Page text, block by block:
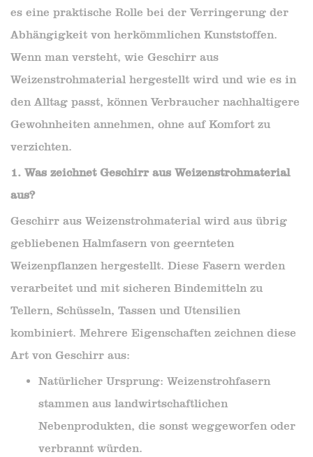
es eine praktische Rolle bei der Verringerung der
Abhängigkeit von herkömmlichen Kunststoffen.
Wenn man versteht, wie Geschirr aus
Weizenstrohmaterial hergestellt wird und wie es in
den Alltag passt, können Verbraucher nachhaltigere
Gewohnheiten annehmen, ohne auf Komfort zu
verzichten.
1. Was zeichnet Geschirr aus Weizenstrohmaterial
aus?
Geschirr aus Weizenstrohmaterial wird aus übrig
gebliebenen Halmfasern von geernteten
Weizenpflanzen hergestellt. Diese Fasern werden
verarbeitet und mit sicheren Bindemitteln zu
Tellern, Schüsseln, Tassen und Utensilien
kombiniert. Mehrere Eigenschaften zeichnen diese
Art von Geschirr aus:
Natürlicher Ursprung: Weizenstrohfasern
stammen aus landwirtschaftlichen
Nebenprodukten, die sonst weggeworfen oder
verbrannt würden.